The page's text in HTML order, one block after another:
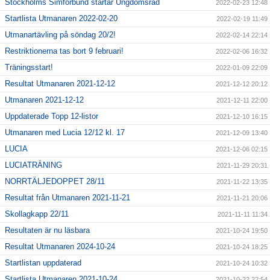
Stockholms Simförbund startar Ungdomsråd 2022-02-23 12:48
Startlista Utmanaren 2022-02-20 2022-02-19 11:49
Utmanartävling på söndag 20/2! 2022-02-14 22:14
Restriktionerna tas bort 9 februari! 2022-02-06 16:32
Träningsstart! 2022-01-09 22:09
Resultat Utmanaren 2021-12-12 2021-12-12 20:12
Utmanaren 2021-12-12 2021-12-11 22:00
Uppdaterade Topp 12-listor 2021-12-10 16:15
Utmanaren med Lucia 12/12 kl. 17 2021-12-09 13:40
LUCIA 2021-12-06 02:15
LUCIATRÄNING 2021-11-29 20:31
NORRTÄLJEDOPPET 28/11 2021-11-22 13:35
Resultat från Utmanaren 2021-11-21 2021-11-21 20:06
Skollagkapp 22/11 2021-11-11 11:34
Resultaten är nu läsbara 2021-10-24 19:50
Resultat Utmanaren 2024-10-24 2021-10-24 18:25
Startlistan uppdaterad 2021-10-24 10:32